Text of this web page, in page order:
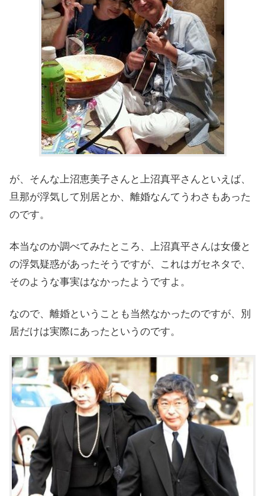
が、そんな上沼恵美子さんと上沼真平さんといえば、
旦那が浮気して別居とか、離婚なんてうわさもあった
のです。
本当なのか調べてみたところ、上沼真平さんは女優と
の浮気疑惑があったそうですが、これはガセネタで、
そのような事実はなかったようですよ。
なので、離婚ということも当然なかったのですが、別
居だけは実際にあったというのです。